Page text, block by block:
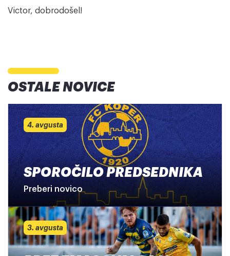
Victor, dobrodošel!
OSTALE NOVICE
4. avgusta
SPOROČILO PREDSEDNIKA
Preberi novico
3. avgusta